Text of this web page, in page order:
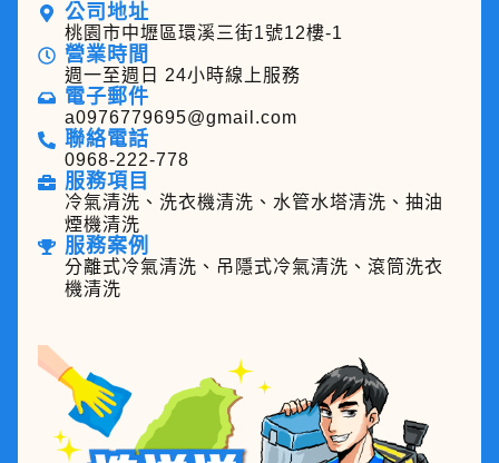
公司地址
桃園市中壢區環溪三街1號12樓-1
營業時間
週一至週日 24小時線上服務
電子郵件
a0976779695@gmail.com
聯絡電話
0968-222-778
服務項目
冷氣清洗、洗衣機清洗、水管水塔清洗、抽油
煙機清洗
服務案例
分離式冷氣清洗、吊隱式冷氣清洗、滾筒洗衣
機清洗